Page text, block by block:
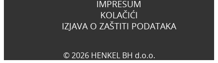
IMPRESUM
KOLAČIĆI
IZJAVA O ZAŠTITI PODATAKA
© 2026 HENKEL BH d.o.o.